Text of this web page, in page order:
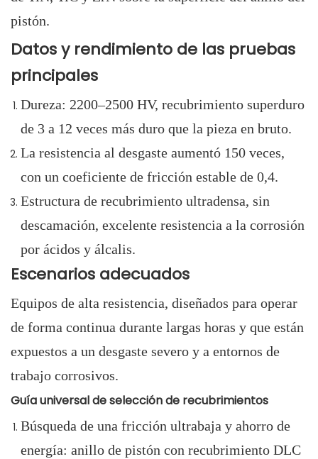
pistón.
Datos y rendimiento de las pruebas
principales
Dureza: 2200–2500 HV, recubrimiento superduro
de 3 a 12 veces más duro que la pieza en bruto.
La resistencia al desgaste aumentó 150 veces,
con un coeficiente de fricción estable de 0,4.
Estructura de recubrimiento ultradensa, sin
descamación, excelente resistencia a la corrosión
por ácidos y álcalis.
Escenarios adecuados
Equipos de alta resistencia, diseñados para operar
de forma continua durante largas horas y que están
expuestos a un desgaste severo y a entornos de
trabajo corrosivos.
Guía universal de selección de recubrimientos
Búsqueda de una fricción ultrabaja y ahorro de
energía: anillo de pistón con recubrimiento DLC